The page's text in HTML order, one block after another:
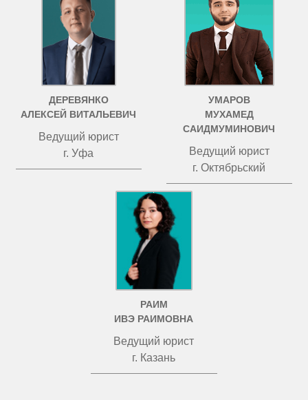
ДЕРЕВЯНКО
АЛЕКСЕЙ ВИТАЛЬЕВИЧ
Ведущий юрист
г. Уфа
УМАРОВ
МУХАМЕД
САИДМУМИНОВИЧ
Ведущий юрист
г. Октябрьский
РАИМ
ИВЭ РАИМОВНА
Ведущий юрист
г. Казань